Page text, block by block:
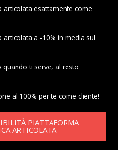
articolata esattamente come
articolata a -10% in media sul
ti serve, al resto
al 100% per te come cliente!
PIATTAFORMA
ARTICOLATA